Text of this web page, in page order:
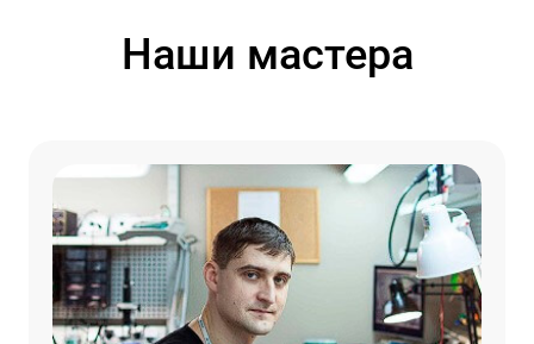
Наши мастера